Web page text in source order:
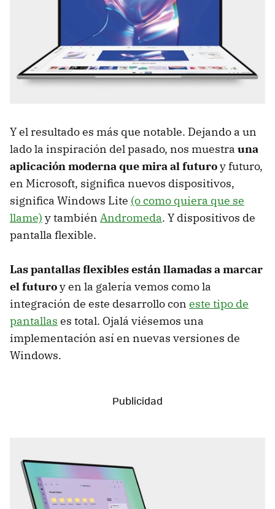
Y el resultado es más que notable. Dejando a un
lado la inspiración del pasado, nos muestra una
aplicación moderna que mira al futuroy futuro,
en Microsoft, significa nuevos dispositivos,
significa Windows Lite (o como quiera que se
llame) y también Andromeda. Y dispositivos de
pantalla flexible.
Las pantallas flexibles están llamadas a marcar
el futuroy en la galería vemos como la
integración de este desarrollo con este tipo de
pantallas es total. Ojalá viésemos una
implementación así en nuevas versiones de
Windows.